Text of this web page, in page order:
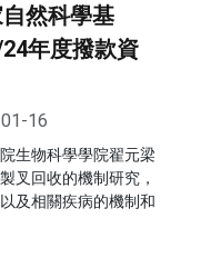
然科學基
年度撥款資
16
生物科學學院翟元梁
叉回收的機制研究，
及相關疾病的機制和